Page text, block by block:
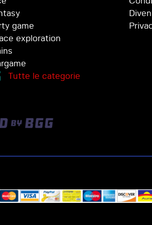
game
exploration
Tutte le categorie